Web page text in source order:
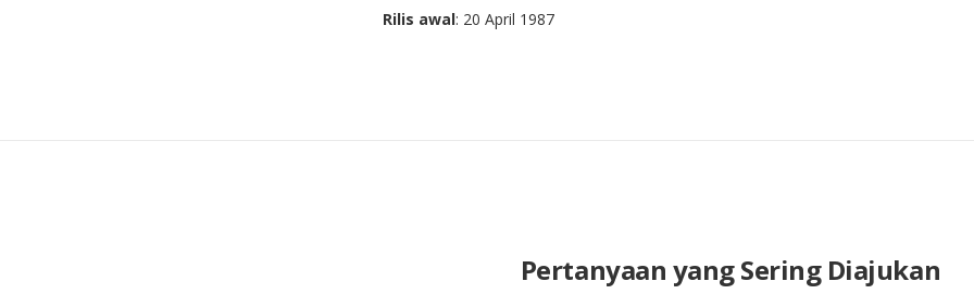
Rilis awal: 20 April 1987
Pertanyaan yang Sering Diajukan